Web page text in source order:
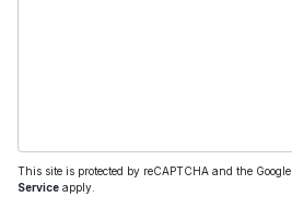
This site is protected by reCAPTCHA and the Google
Service apply.